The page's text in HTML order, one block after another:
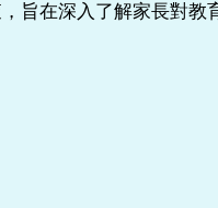
旨在深入了解家長對教